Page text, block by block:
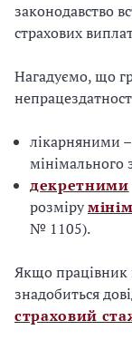
законодавство
страхових
Нагадуємо, що
лікарняними
мінімального
декретними
розміру
№ 1105).
Якщо працівник
знадобиться
страховий